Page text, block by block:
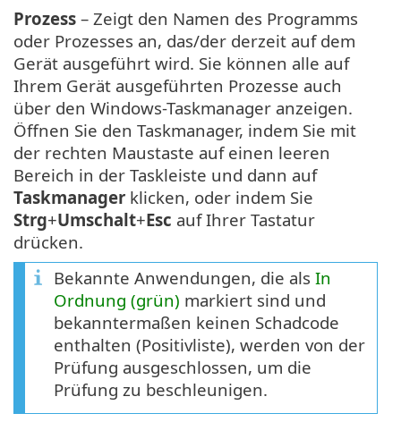
Prozess – Zeigt den Namen des Programms
oder Prozesses an, das/der derzeit auf dem
Gerät ausgeführt wird. Sie können alle auf
Ihrem Gerät ausgeführten Prozesse auch
über den Windows-Taskmanager anzeigen.
Öffnen Sie den Taskmanager, indem Sie mit
der rechten Maustaste auf einen leeren
Bereich in der Taskleiste und dann auf
Taskmanager klicken, oder indem Sie
Strg+Umschalt+Esc auf Ihrer Tastatur
drücken.
Bekannte Anwendungen, die als In
Ordnung (grün) markiert sind und
bekanntermaßen keinen Schadcode
enthalten (Positivliste), werden von der
Prüfung ausgeschlossen, um die
Prüfung zu beschleunigen.